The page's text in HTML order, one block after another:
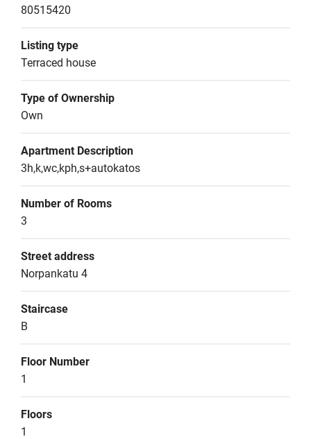
80515420
Listing type
Terraced house
Type of Ownership
Own
Apartment Description
3h,k,wc,kph,s+autokatos
Number of Rooms
3
Street address
Norpankatu 4
Staircase
B
Floor Number
1
Floors
1